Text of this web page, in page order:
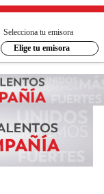
Selecciona tu emisora
Elige tu emisora